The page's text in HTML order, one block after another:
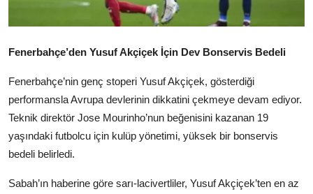
Fenerbahçe’den Yusuf Akçiçek İçin Dev Bonservis Bedeli
Fenerbahçe’nin genç stoperi Yusuf Akçiçek, gösterdiği
performansla Avrupa devlerinin dikkatini çekmeye devam ediyor.
Teknik direktör Jose Mourinho’nun beğenisini kazanan 19
yaşındaki futbolcu için kulüp yönetimi, yüksek bir bonservis
bedeli belirledi.
Sabah’ın haberine göre sarı-lacivertliler, Yusuf Akçiçek’ten en az